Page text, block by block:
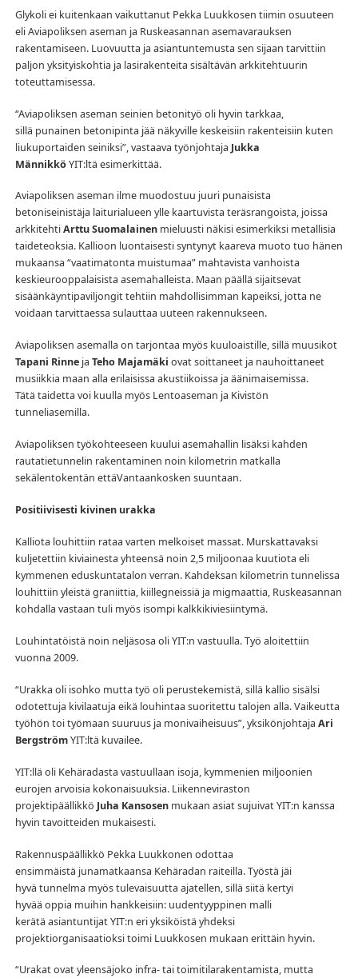
Glykoli ei kuitenkaan vaikuttanut Pekka Luukkosen tiimin osuuteen
eli Aviapoliksen aseman ja Ruskeasannan asemavarauksen
rakentamiseen. Luovuutta ja asiantuntemusta sen sijaan tarvittiin
paljon yksityiskohtia ja lasirakenteita sisältävän arkkitehtuurin
toteuttamisessa.
“Aviapoliksen aseman seinien betonityö oli hyvin tarkkaa,
sillä punainen betonipinta jää näkyville keskeisiin rakenteisiin kuten
liukuportaiden seiniksi”, vastaava työnjohtaja Jukka
MännikköYIT:ltä esimerkittää.
Aviapoliksen aseman ilme muodostuu juuri punaisista
betoniseinistäja laiturialueen ylle kaartuvista teräs­rangoista, joissa
arkkitehtiArttu Suomalainenmieluusti näkisi esimerkiksi metallisia
taideteoksia. Kallioon luontaisesti syntynyt kaareva muoto tuo hänen
mukaansa “vaatimatonta muistumaa” mahtavista vanhoista
keskieurooppalaisista asemahalleista. Maan päällä sijaitsevat
sisäänkäyntipaviljongit tehtiin mahdollisimman kapeiksi, jotta ne
voidaan tarvittaessa sulauttaa uuteen rakennukseen.
Aviapoliksen asemalla on tarjontaa myös kuuloaistille, sillä muusikot
Tapani Rinneja Teho Majamäki ovat soittaneet ja nauhoittaneet
musiikkia maan alla erilaisissa akustiikoissa ja äänimaisemissa.
Tätä taidetta voi kuulla myös Lentoaseman ja Kivistön
tunneliasemilla.
Aviapoliksen työkohteeseen kuului asemahallin lisäksi kah­den
rautatietunnelin rakentaminen noin kilomet­rin matkalla
sekälentokentän ettäVantaankosken suuntaan.
Positiivisesti kivinen urakka
Kalliota louhittiin rataa varten melkoiset massat. Murskattavaksi
kuljetettiin kiviainesta yhteensä noin 2,5 miljoonaa kuutiota eli
kymmenen eduskuntatalon verran. Kahdeksan kilometrin tunnelissa
louhittiin yleistä graniittia, kiillegneissiä ja migmaattia, Ruskeasannan
kohdalla vastaan tuli myös isompi kalkkikiviesiintymä.
Louhintatöistä noin neljäsosa oli YIT:n vastuulla. Työ aloitettiin
vuonna 2009.
“Urakka oli isohko mutta työ oli perustekemistä, sillä kallio sisälsi
odotettuja kivilaatuja eikä louhintaa suoritettu talojen alla. Vaikeutta
työhön toi työmaan suuruus ja monivaiheisuus”, yksikönjohtaja Ari
BergströmYIT:ltä kuvailee.
YIT:llä oli Kehäradasta vastuullaan isoja, kymmenien miljoonien
eurojen arvoisia kokonaisuuksia. Liikenneviraston
projektipäällikkö Juha Kansosenmukaan asiat sujuivat YIT:n kanssa
hyvin tavoitteiden mukaisesti.
Rakennuspäällikkö Pekka Luukkonen odottaa
ensimmäistä junamatkaansa Kehäradan raiteilla. Työstä jäi
hyvä tunnelma myös tulevaisuutta ajatellen, sillä siitä kertyi
hyvää oppia muihin hankkeisiin: uudentyyppinen malli
kerätä asiantuntijat YIT:n eri yksiköistä yhdeksi
projektiorganisaatioksi toimi Luukkosen mukaan erittäin hyvin.
“Urakat ovat yleensäjoko infra- tai toimitilarakentamista, mutta